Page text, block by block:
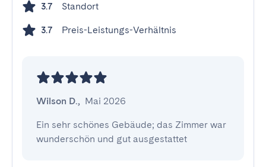
3.7 Standort
3.7 Preis-Leistungs-Verhältnis
Wilson D., Mai 2026
Ein sehr schönes Gebäude; das Zimmer war
wunderschön und gut ausgestattet